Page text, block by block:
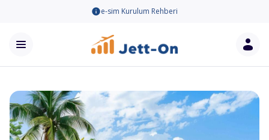
e-sim Kurulum Rehberi